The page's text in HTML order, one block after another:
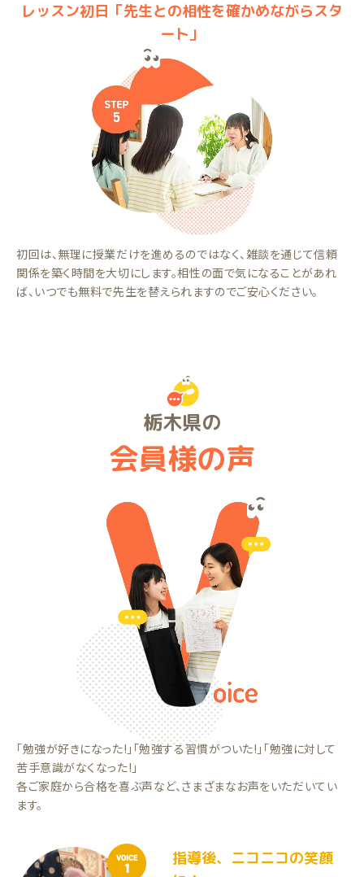
レッスン初日「先生との相性を確かめながらスタ
ート」
初回は、無理に授業だけを進めるのではなく、雑談を通じて信頼
関係を築く時間を大切にします。相性の面で気になることがあれ
ば、いつでも無料で先生を替えられますのでご安心ください。
栃木県の
会員様の声
「勉強が好きになった!」「勉強する習慣がついた!」「勉強に対して
苦手意識がなくなった!」
各ご家庭から合格を喜ぶ声など、さまざまなお声をいただいてい
ます。
VOICE
1
指導後、ニコニコの笑顔